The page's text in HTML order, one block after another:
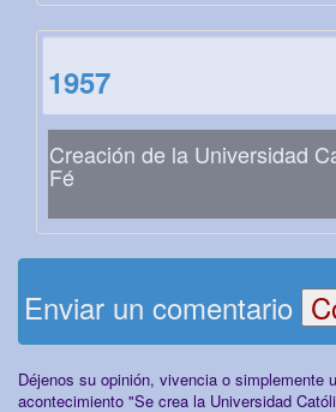
1957
Creación de la Universidad
Fé
Enviar un comentario
Déjenos su opinión, vivencia o simplemente
acontecimiento "Se crea la Universidad